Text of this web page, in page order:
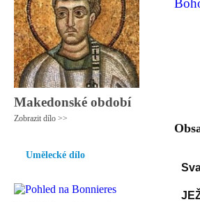
Makedonské období
Zobrazit dílo >>
Umělecké dílo